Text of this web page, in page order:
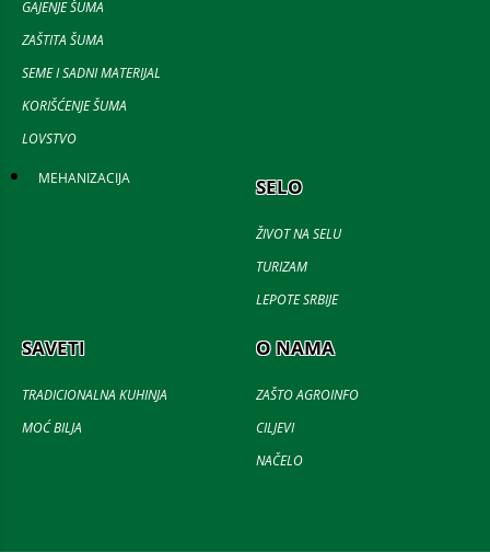
GAJENJE ŠUMA
ZAŠTITA ŠUMA
SEME I SADNI MATERIJAL
KORIŠĆENJE ŠUMA
LOVSTVO
MEHANIZACIJA SELO
ŽIVOT NA SELU
TURIZAM
LEPOTE SRBIJE
SAVETI
TRADICIONALNA KUHINJA
MOĆ BILJA
O NAMA
ZAŠTO AGROINFO
CILJEVI
NAČELO